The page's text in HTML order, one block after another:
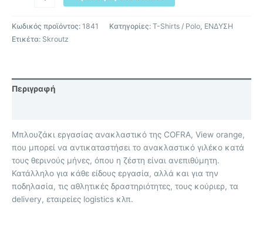
Κωδικός προϊόντος: 1841 Κατηγορίες: T-Shirts / Polo, ΕΝΔΥΣΗ
Ετικέτα: Skroutz
Περιγραφή
Μπλουζάκι εργασίας ανακλαστικό της COFRA, View orange,
που μπορεί να αντικαταστήσει το ανακλαστικό γιλέκο κατά
τους θερινούς μήνες, όπου η ζέστη είναι ανεπιθύμητη.
Κατάλληλο για κάθε είδους εργασία, αλλά και για την
ποδηλασία, τις αθλητικές δραστηριότητες, τους κούριερ, τα
delivery, εταιρείες logistics κλπ.